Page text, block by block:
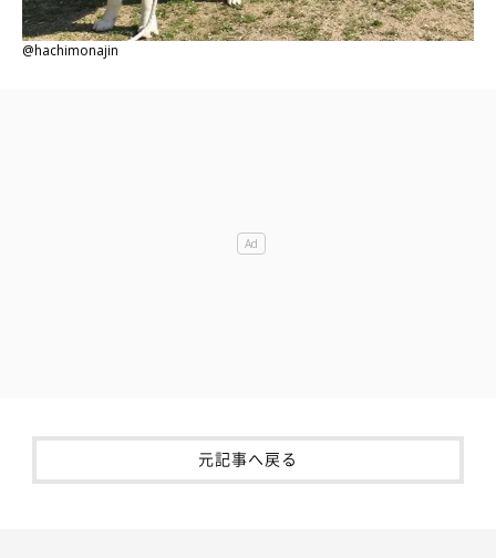
@hachimonajin
元記事へ戻る